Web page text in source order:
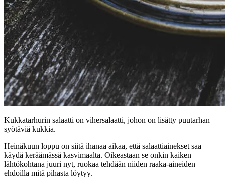
Kukkatarhurin salaatti on vihersalaatti, johon on lisätty puutarhan
syötäviä kukkia.
Heinäkuun loppu on siitä ihanaa aikaa, että salaattiainekset saa
käydä keräämässä kasvimaalta. Oikeastaan se onkin kaiken
lähtökohtana juuri nyt, ruokaa tehdään niiden raaka-aineiden
ehdoilla mitä pihasta löytyy.